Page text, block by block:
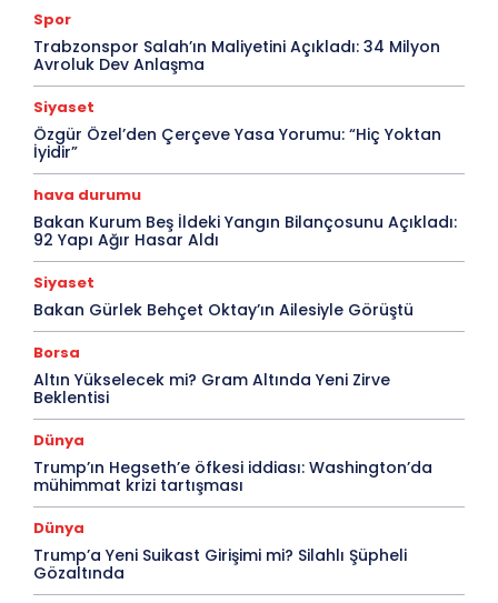
Spor
Trabzonspor Salah’ın Maliyetini Açıkladı: 34 Milyon
Avroluk Dev Anlaşma
Siyaset
Özgür Özel’den Çerçeve Yasa Yorumu: “Hiç Yoktan
İyidir”
hava durumu
Bakan Kurum Beş İldeki Yangın Bilançosunu Açıkladı:
92 Yapı Ağır Hasar Aldı
Siyaset
Bakan Gürlek Behçet Oktay’ın Ailesiyle Görüştü
Borsa
Altın Yükselecek mi? Gram Altında Yeni Zirve
Beklentisi
Dünya
Trump’ın Hegseth’e öfkesi iddiası: Washington’da
mühimmat krizi tartışması
Dünya
Trump’a Yeni Suikast Girişimi mi? Silahlı Şüpheli
Gözaltında